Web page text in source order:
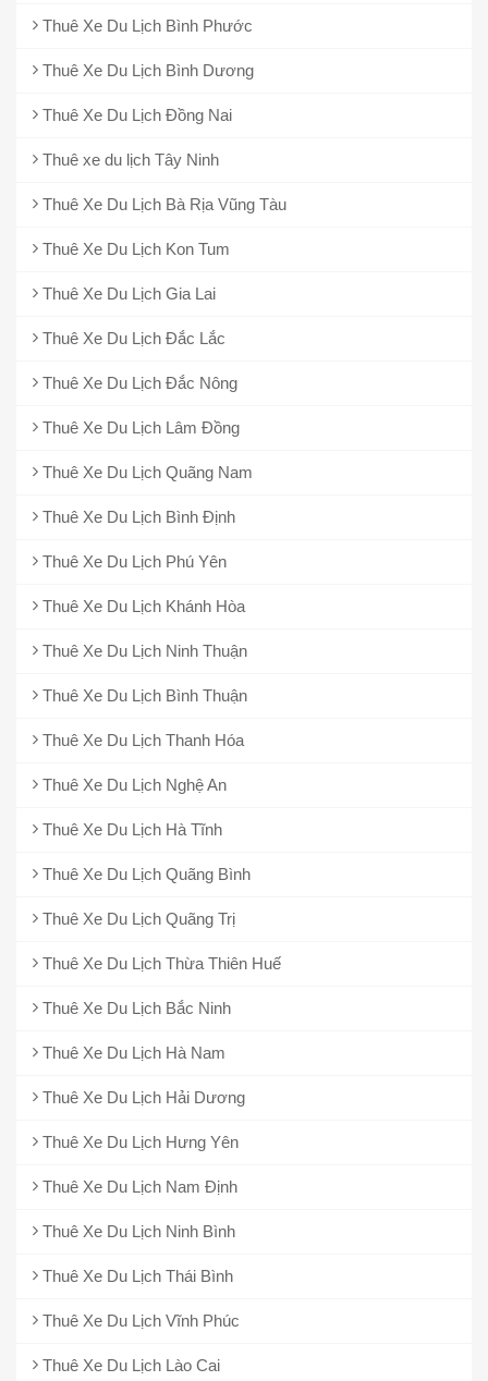
Thuê Xe Du Lịch Bình Phước
Thuê Xe Du Lịch Bình Dương
Thuê Xe Du Lịch Đồng Nai
Thuê xe du lịch Tây Ninh
Thuê Xe Du Lịch Bà Rịa Vũng Tàu
Thuê Xe Du Lịch Kon Tum
Thuê Xe Du Lịch Gia Lai
Thuê Xe Du Lịch Đắc Lắc
Thuê Xe Du Lịch Đắc Nông
Thuê Xe Du Lịch Lâm Đồng
Thuê Xe Du Lịch Quãng Nam
Thuê Xe Du Lịch Bình Định
Thuê Xe Du Lịch Phú Yên
Thuê Xe Du Lịch Khánh Hòa
Thuê Xe Du Lịch Ninh Thuận
Thuê Xe Du Lịch Bình Thuận
Thuê Xe Du Lịch Thanh Hóa
Thuê Xe Du Lịch Nghệ An
Thuê Xe Du Lịch Hà Tĩnh
Thuê Xe Du Lịch Quãng Bình
Thuê Xe Du Lịch Quãng Trị
Thuê Xe Du Lịch Thừa Thiên Huế
Thuê Xe Du Lịch Bắc Ninh
Thuê Xe Du Lịch Hà Nam
Thuê Xe Du Lịch Hải Dương
Thuê Xe Du Lịch Hưng Yên
Thuê Xe Du Lịch Nam Định
Thuê Xe Du Lịch Ninh Bình
Thuê Xe Du Lịch Thái Bình
Thuê Xe Du Lịch Vĩnh Phúc
Thuê Xe Du Lịch Lào Cai